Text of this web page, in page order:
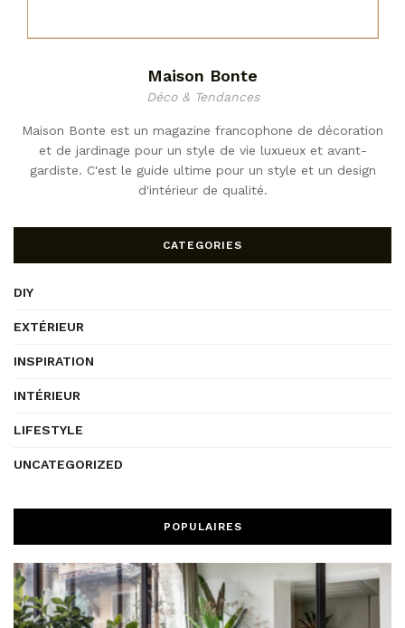
Maison Bonte
Déco & Tendances
Maison Bonte est un magazine francophone de décoration
et de jardinage pour un style de vie luxueux et avant-
gardiste. C'est le guide ultime pour un style et un design
d'intérieur de qualité.
CATEGORIES
DIY
EXTÉRIEUR
INSPIRATION
INTÉRIEUR
LIFESTYLE
UNCATEGORIZED
POPULAIRES